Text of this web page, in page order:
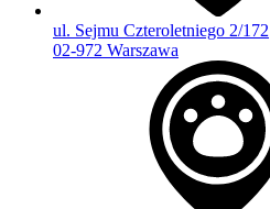
ul. Sejmu Czteroletniego 2/172
02-972 Warszawa